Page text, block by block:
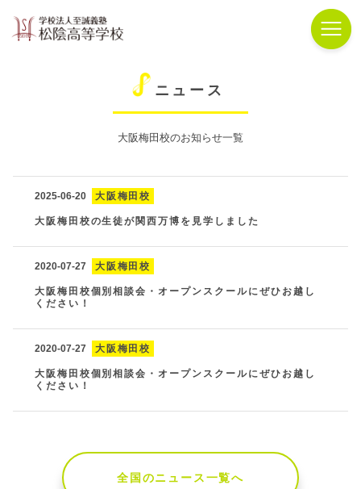
ニュース
大阪梅田校のお知らせ一覧
2025-06-20 大阪梅田校
大阪梅田校の生徒が関西万博を見学しました
2020-07-27 大阪梅田校
大阪梅田校個別相談会・オープンスクールにぜひお越し
ください！
2020-07-27 大阪梅田校
大阪梅田校個別相談会・オープンスクールにぜひお越し
ください！
全国のニュース一覧へ